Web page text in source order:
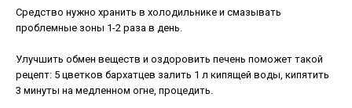
Средство нужно хранить в холодильнике и смазывать
проблемные зоны 1-2 раза в день.
Улучшить обмен веществ и оздоровить печень поможет такой
рецепт: 5 цветков бархатцев залить 1 л кипящей воды, кипятить
3 минуты на медленном огне, процедить.